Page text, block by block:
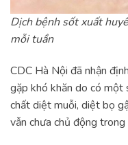
Dịch bệnh sốt xuất
mỗi tuần
CDC Hà Nội đã nhận
gặp khó khăn do có một
chất diệt muỗi, diệt bọ
vẫn chưa chủ động